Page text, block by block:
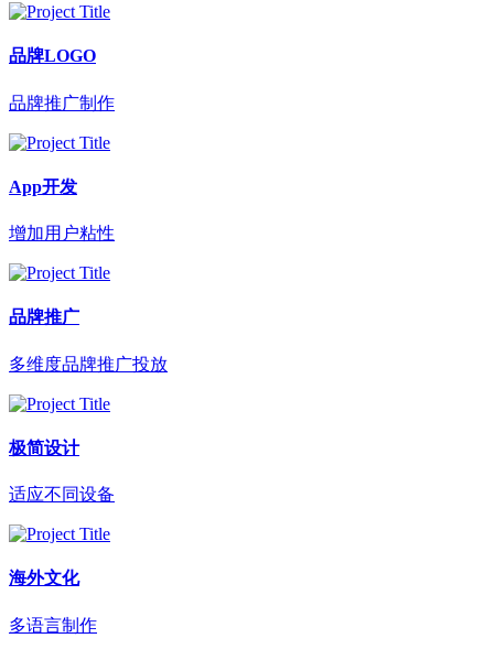
品牌LOGO
品牌推广制作
App开发
增加用户粘性
品牌推广
多维度品牌推广投放
极简设计
适应不同设备
海外文化
多语言制作